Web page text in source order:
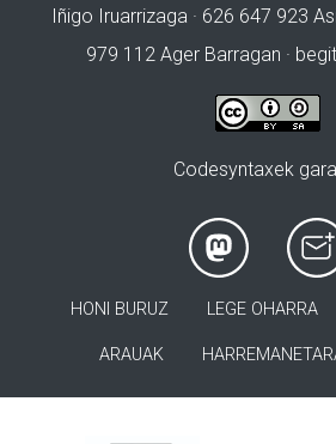
Iñigo Iruarrizaga · 626 647 923
979 112 Ager Barragan ·
Codesyntaxek
HONI BURUZ LEGE OHARRA
ARAUAK